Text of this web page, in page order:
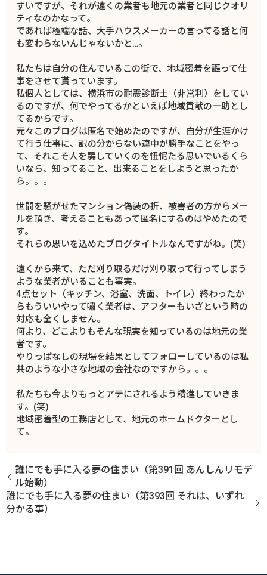
すいですが、それが遠くの業者も地元の業者と同じクオリ
ティなのかなって。
であれば極端な話、大手ハウスメーカーの言ってる話と何
も変わらないんじゃないかと…。
私たちは自分の住んでいるこの街で、地域密着を謳って仕
事をさせて貰っています。
私個人としては、横浜市の耐震診断士（非営利）をしてい
るのですが、何でやってるかといえば地域貢献の一助とし
てるからです。
元々このブログは匿名で始めたのですが、自分が生涯かけ
て行う仕事に、訳の分からない連中が勝手なことをやっ
て、それこそ人を騙していくのを忸怩たる思いでいるくら
いなら、知ってること、出来ることをしようと思ったか
ら。。。
世間を騒がせたマンション偽装の折、被害者の方からメー
ルを頂き、考えることもあって匿名にするのはやめたので
す。
それらの思いを込めたブログタイトルなんですがね。(笑)
遠くから来て、ただ刈り取るだけ刈り取って行ってしまう
ような業者がいることも事実。
4点セット（キッチン、浴室、洗面、トイレ）終わったか
らもういいやって嘯く業者は、アフターもいざという時の
対応も全くしません。
何より、どこよりもそんな現実を知っているのは地元の業
者です。
やりっぱなしの現場を結果としてフォローしているのは私
共のような小さな地域の会社なのですから。。。
私たちも今よりもっとアテにされるよう精進していきま
す。(笑)
地域密着型の工務店として、地元のホームドクターとし
て。
誰にでも手に入る夢の住まい（第391回 あんしんリモデ
ル始動）
誰にでも手に入る夢の住まい（第393回 それは、いずれ
分かる事）